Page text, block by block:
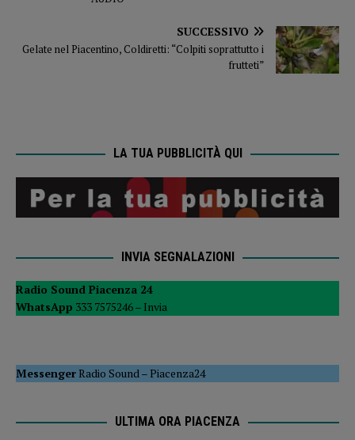
SUCCESSIVO
Gelate nel Piacentino, Coldiretti: “Colpiti soprattutto i
frutteti”
LA TUA PUBBLICITÀ QUI
INVIA SEGNALAZIONI
Radio Sound Piacenza 24
WhatsApp 333 7575246 – Invia
MessengerRadio Sound–Piacenza24
ULTIMA ORA PIACENZA